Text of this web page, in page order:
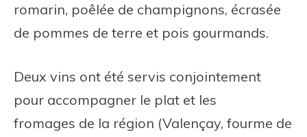
romarin, poêlée de champignons, écrasée
de pommes de terre et pois gourmands.
Deux vins ont été servis conjointement
pour accompagner le plat et les
fromages de la région (Valençay, fourme de